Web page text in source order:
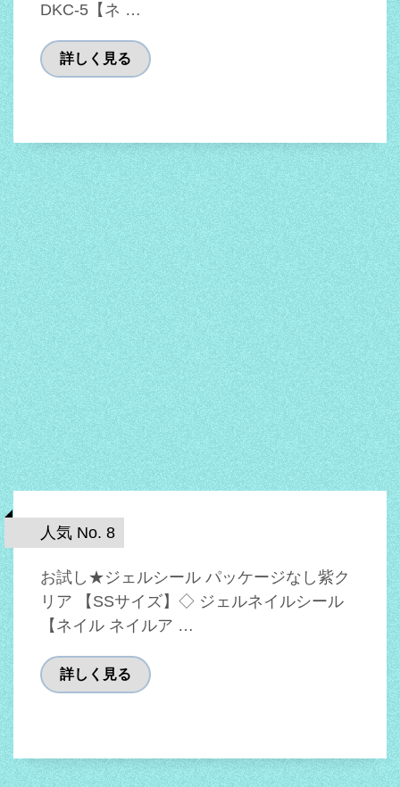
DKC-5【ネ …
詳しく見る
人気 No. 8
お試し★ジェルシール パッケージなし紫ク
リア 【SSサイズ】◇ ジェルネイルシール
【ネイル ネイルア …
詳しく見る